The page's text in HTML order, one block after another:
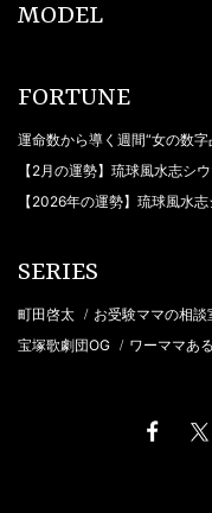
MODEL
FORTUNE
運命数から導く週間“女の数字
【2月の運勢】琉球風水志シ
【2026年の運勢】琉球風水
SERIES
町田啓太 / お受験ママの相談
宝塚歌劇団OG / ワーママあ